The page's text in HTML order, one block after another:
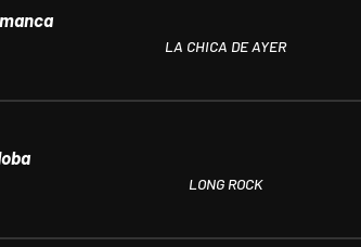
LA CHICA DE AYER
LONG ROCK